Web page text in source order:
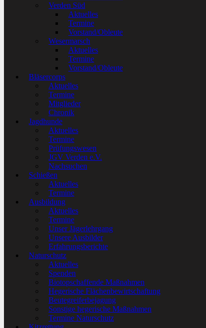
Verden Süd
Aktuelles
Termine
Vorstand/Obleute
Wesermarsch
Aktuelles
Termine
Vorstand/Obleute
Bläsercorps
Aktuelles
Termine
Mitglieder
Chronik
Jagdhunde
Aktuelles
Termine
Prüfungswesen
JGV Verden e.V.
Nachsuchen
Schießen
Aktuelles
Termine
Ausbildung
Aktuelles
Termine
Unser Jägerlehrgang
Unsere Ausbilder
Erfahrungsberichte
Naturschutz
Aktuelles
Spenden
Biotopschaffende Maßnahmen
Hegerische Flächenbewirtschaftung
Beutegreiferbejagung
Sonstige hegerische Maßnahmen
Termine Naturschutz